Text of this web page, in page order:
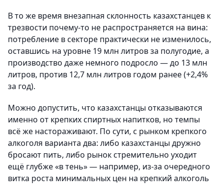
В то же время внезапная склонность казахстанцев к
трезвости почему-то не распространяется на вина:
потребление в секторе практически не изменилось,
оставшись на уровне 19 млн литров за полугодие, а
производство даже немного подросло — до 13 млн
литров, против 12,7 млн литров годом ранее (+2,4%
за год).
Можно допустить, что казахстанцы отказываются
именно от крепких спиртных напитков, но темпы
всё же настораживают. По сути, с рынком крепкого
алкоголя варианта два: либо казахстанцы дружно
бросают пить, либо рынок стремительно уходит
ещё глубже «в тень» — например, из-за очередного
витка роста минимальных цен на крепкий алкоголь